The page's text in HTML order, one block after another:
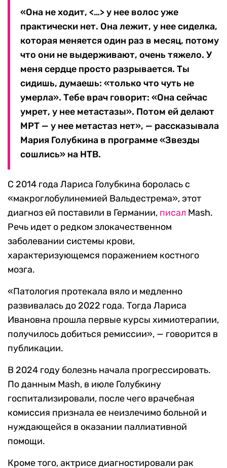
«Она не ходит, <…> у нее волос уже
практически нет. Она лежит, у нее сиделка,
которая меняется один раз в месяц, потому
что они не выдерживают, очень тяжело. У
меня сердце просто разрывается. Ты
сидишь, думаешь: «только что чуть не
умерла». Тебе врач говорит: «Она сейчас
умрет, у нее метастазы». Потом ей делают
МРТ — у нее метастаз нет», — рассказывала
Мария Голубкина в программе «Звезды
сошлись» на НТВ.
С 2014 года Лариса Голубкина боролась с
«макроглобулинемией Вальдестрема», этот
диагноз ей поставили в Германии, писал Mash.
Речь идет о редком злокачественном
заболевании системы крови,
характеризующемся поражением костного
мозга.
«Патология протекала вяло и медленно
развивалась до 2022 года. Тогда Лариса
Ивановна прошла первые курсы химиотерапии,
получилось добиться ремиссии», — говорится в
публикации.
В 2024 году болезнь начала прогрессировать.
По данным Mash, в июле Голубкину
госпитализировали, после чего врачебная
комиссия признала ее неизлечимо больной и
нуждающейся в оказании паллиативной
помощи.
Кроме того, актрисе диагностировали рак